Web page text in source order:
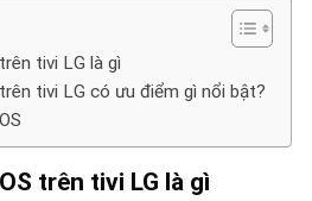
tivi LG là gì
tivi LG có ưu điểm gì nổi bật?
trên tivi LG là gì